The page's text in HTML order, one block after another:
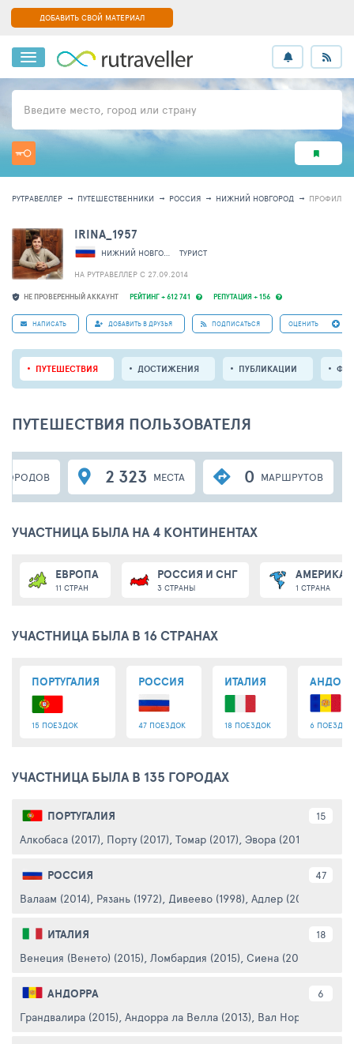
ДОБАВИТЬ СВОЙ МАТЕРИАЛ
Введите место, город или страну
РУТРАВЕЛЛЕР ПУТЕШЕСТВЕННИКИ РОССИЯ НИЖНИЙ НОВГОРОД ПРОФИЛЬ
НЕ ПРОВЕРЕННЫЙ АККАУНТ РЕЙТИНГ + 612 741 РЕПУТАЦИЯ + 156
IRINA_1957
НИЖНИЙ НОВГОРОД
ТУРИСТ
НА РУТРАВЕЛЛЕР C 27.09.2014
НАПИСАТЬ ДОБАВИТЬ В ДРУЗЬЯ ПОДПИСАТЬСЯ ОЦЕНИТЬ
ПУТЕШЕСТВИЯ ДОСТИЖЕНИЯ ПУБЛИКАЦИИ
ПУТЕШЕСТВИЯ ПОЛЬЗОВАТЕЛЯ
2 323 МЕСТА 0 МАРШРУТОВ
УЧАСТНИЦА БЫЛА НА 4 КОНТИНЕНТАХ
ЕВРОПА
11 СТРАН
РОССИЯ И СНГ
3 СТРАНЫ
АМЕРИКА
1 СТРАНА
УЧАСТНИЦА БЫЛА В 16 СТРАНАХ
ПОРТУГАЛИЯ
15 ПОЕЗДОК
РОССИЯ
47 ПОЕЗДОК
ИТАЛИЯ
18 ПОЕЗДОК 6 ПОЕЗДОК
УЧАСТНИЦА БЫЛА В 135 ГОРОДАХ
ПОРТУГАЛИЯ 15
Алкобаса (2017), Порту (2017), Томар (2017), Эвора (2017)
РОССИЯ 47
Валаам (2014), Рязань (1972), Дивеево (1998), Адлер (2004)
ИТАЛИЯ 18
Венеция (Венето) (2015), Ломбардия (2015), Сиена (2010)
АНДОРРА 6
Грандвалира (2015), Андорра ла Велла (2013), Вал Норд (2015)